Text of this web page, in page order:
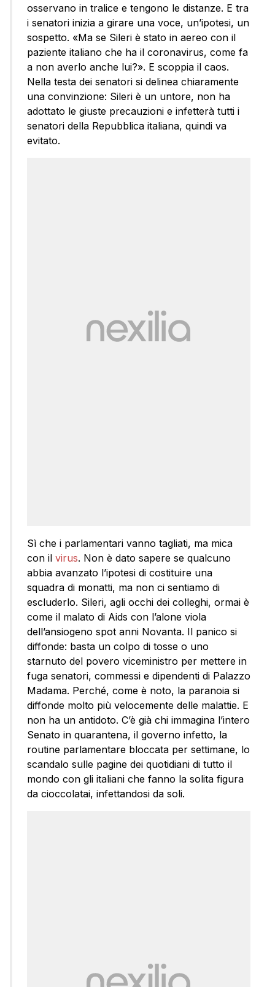
osservano in tralice e tengono le distanze. E tra
i senatori inizia a girare una voce, un’ipotesi, un
sospetto. «Ma se Sileri è stato in aereo con il
paziente italiano che ha il coronavirus, come fa
a non averlo anche lui?». E scoppia il caos.
Nella testa dei senatori si delinea chiaramente
una convinzione: Sileri è un untore, non ha
adottato le giuste precauzioni e infetterà tutti i
senatori della Repubblica italiana, quindi va
evitato.
Sì che i parlamentari vanno tagliati, ma mica
con il virus. Non è dato sapere se qualcuno
abbia avanzato l’ipotesi di costituire una
squadra di monatti, ma non ci sentiamo di
escluderlo. Sileri, agli occhi dei colleghi, ormai è
come il malato di Aids con l’alone viola
dell’ansiogeno spot anni Novanta. Il panico si
diffonde: basta un colpo di tosse o uno
starnuto del povero viceministro per mettere in
fuga senatori, commessi e dipendenti di Palazzo
Madama. Perché, come è noto, la paranoia si
diffonde molto più velocemente delle malattie. E
non ha un antidoto. C’è già chi immagina l’intero
Senato in quarantena, il governo infetto, la
routine parlamentare bloccata per settimane, lo
scandalo sulle pagine dei quotidiani di tutto il
mondo con gli italiani che fanno la solita figura
da cioccolatai, infettandosi da soli.